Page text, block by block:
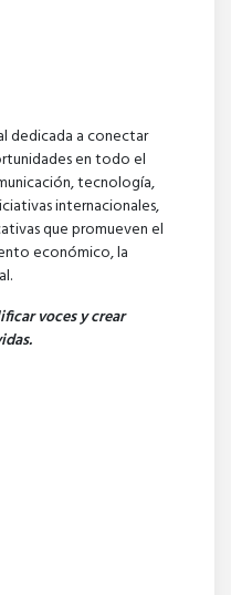
dedicada a conectar
en todo el
tecnología,
internacionales,
que promueven el
económico, la
voces y crear